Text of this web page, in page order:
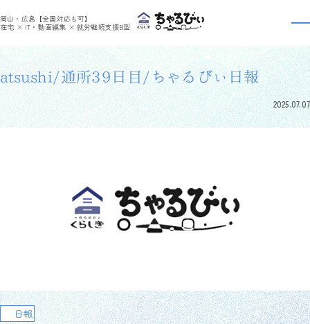
岡山・広島【全国対応も可】
在宅 × IT・動画編集 × 就労継続支援B型
利用者さんの日報 >
利用者さんの日報
atsushi/通所39日目/ちゃるびぃ日報
2025.07.07
日報